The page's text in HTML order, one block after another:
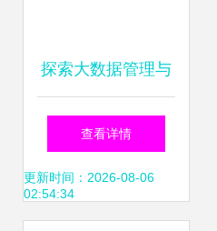
探索大数据管理与
应用专业 互联网数
据服务的核心引擎
查看详情
更新时间：2026-08-06
02:54:34